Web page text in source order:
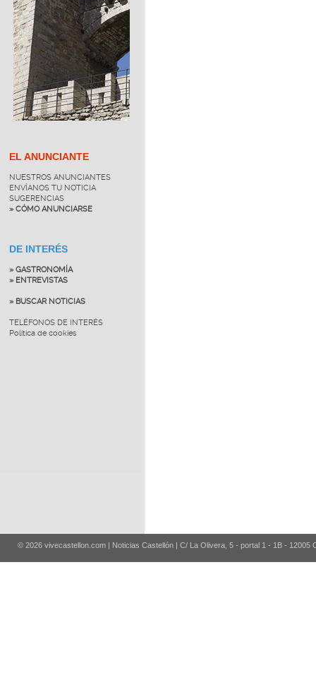
EL ANUNCIANTE
NUESTROS ANUNCIANTES
ENVÍANOS TU NOTICIA
SUGERENCIAS
» CÓMO ANUNCIARSE
DE INTERÉS
» GASTRONOMÍA
» ENTREVISTAS
» BUSCAR NOTICIAS
TELÉFONOS DE INTERÉS
Política de cookies
© 2026 vivecastellon.com | Noticias Castellón | C/ La Olivera, 5 - portal 1 - 1B - 12005